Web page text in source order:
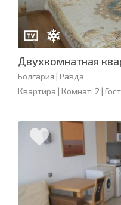
Двухкомнатная
Болгария | Равда
Квартира | Комнат: 2 |